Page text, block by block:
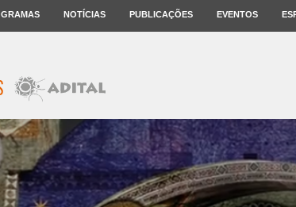
NOTÍCIAS PUBLICAÇÕES EVENTOS